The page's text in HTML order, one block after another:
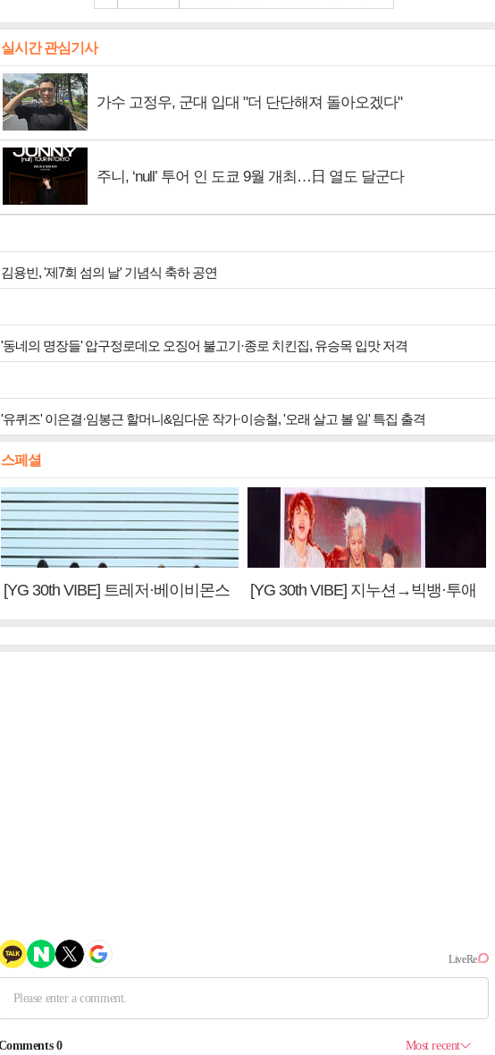
실시간 관심기사
가수 고정우, 군대 입대 "더 단단해져 돌아오겠다"
주니, ‘null’ 투어 인 도쿄 9월 개최…日 열도 달군다
김용빈, '제7회 섬의 날' 기념식 축하 공연
'동네의 명장들' 압구정로데오 오징어 불고기·종로 치킨집, 유승목 입맛 저격
'유퀴즈' 이은결·임봉근 할머니&임다운 작가·이승철, '오래 살고 볼 일' 특집 출격
스페셜
[YG 30th VIBE] 트레저·베이비몬스
[YG 30th VIBE] 지누션→빅뱅·투애